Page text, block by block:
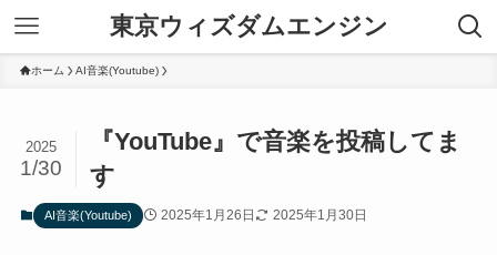
東京ウィズダムエンジン
ホーム AI音楽(Youtube)
『YouTube』で音楽を投稿してま
す
2025
1/30
AI音楽(Youtube) 2025年1月26日 2025年1月30日